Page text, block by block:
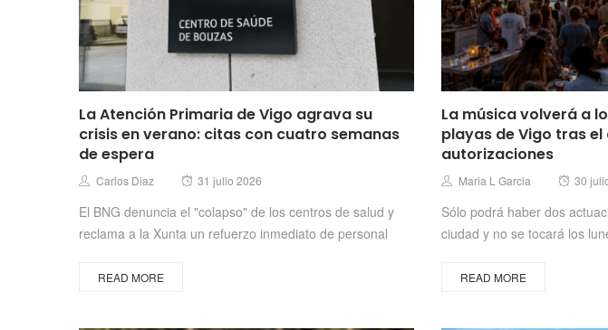
La Atención Primaria de Vigo agrava su
crisis en verano: citas con cuatro semanas
de espera
Author
Carlos Diaz
Posted
31 julio 2026
El BNG denuncia el "colapso" de los centros de salud y
reclama a la Xunta un refuerzo inmediato de personal
READ MORE
La música volverá a
playas de Vigo tras
autorizaciones
Author
Maria L Garcia 30
Sólo podrá haber dos
ciudad y no se tocará los
READ MORE